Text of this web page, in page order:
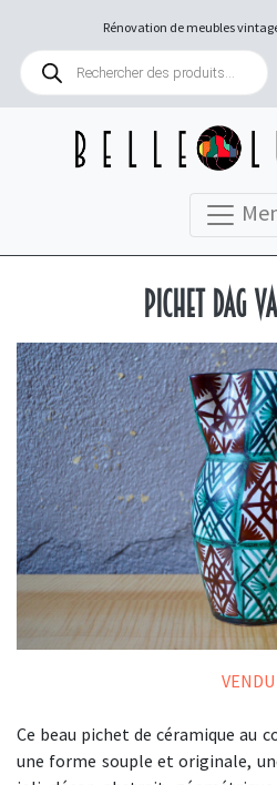
Rénovation de meubles
Recherche
produits
Pichet Dag
VENDU
Ce beau pichet de céramique au
une forme souple et originale,